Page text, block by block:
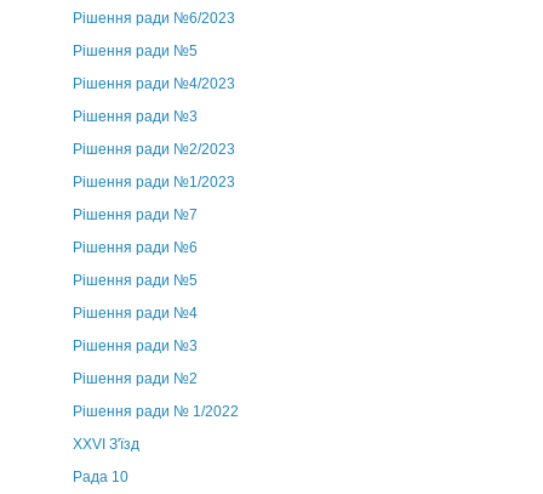
Рішення ради №6/2023
Рішення ради №5
Рішення ради №4/2023
Рішення ради №3
Рішення ради №2/2023
Рішення ради №1/2023
Рішення ради №7
Рішення ради №6
Рішення ради №5
Рішення ради №4
Рішення ради №3
Рішення ради №2
Рішення ради № 1/2022
XXVI З'їзд
Рада 10